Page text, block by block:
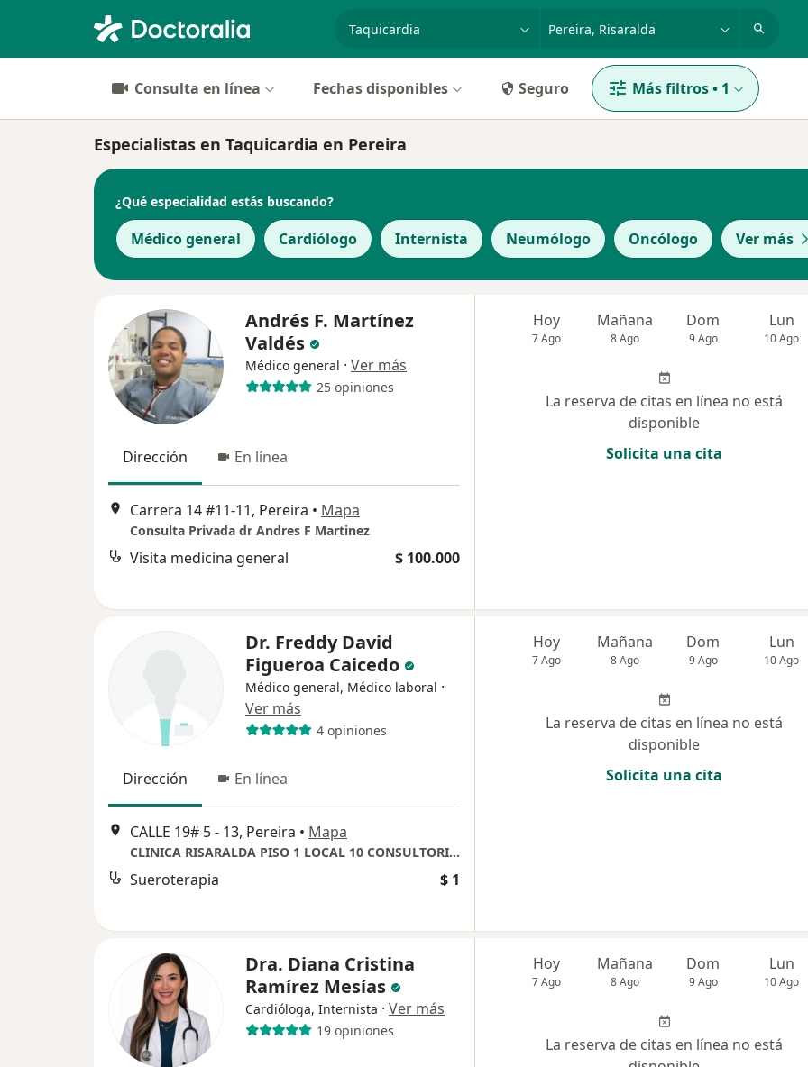
Consulta en línea Fechas disponibles Seguro Más filtros• 1
Especialistas en Taquicardia en Pereira
¿Qué especialidad estás buscando?
Médico general Cardiólogo Internista Neumólogo Oncólogo Ver más
Andrés F. Martínez
Valdés
Médico general · Ver más
25 opiniones
Dirección En línea
Carrera 14 #11-11, Pereira • Mapa
Consulta Privada dr Andres F Martinez
Visita medicina general $ 100.000
Hoy
7 Ago
Mañana
8 Ago
Dom
9 Ago
Lun
10 Ago
La reserva de citas en línea no está
disponible
Solicita una cita
Dr. Freddy David
Figueroa Caicedo
Médico general, Médico laboral ·
Ver más
4 opiniones
Dirección En línea
CALLE 19# 5 - 13, Pereira • Mapa
CLINICA RISARALDA PISO 1 LOCAL 10 CONSULTORIO 5
Sueroterapia $ 1
Hoy
7 Ago
Mañana
8 Ago
Dom
9 Ago
Lun
10 Ago
La reserva de citas en línea no está
disponible
Solicita una cita
Dra. Diana Cristina
Ramírez Mesías
Cardióloga, Internista · Ver más
19 opiniones
Hoy
7 Ago
Mañana
8 Ago
Dom
9 Ago
Lun
10 Ago
La reserva de citas en línea no está